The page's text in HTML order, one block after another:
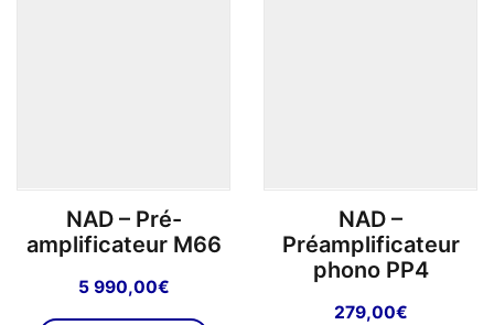
NAD – Pré-
amplificateur M66
5 990,00€
NAD –
Préamplificateur
phono PP4
279,00€